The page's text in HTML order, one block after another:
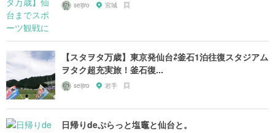
seijiro 宮城
【スタヲタ万歳】東京発仙台⇄釜石1泊往復スタジアム
ヲタク超充実旅！釜石復...
seijiro 岩手
日帰りdeぷらっと塩竈と仙台と。